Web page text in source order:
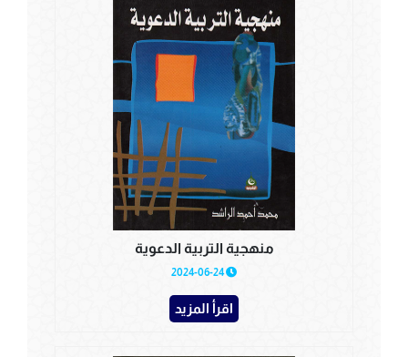
منهجية التربية الدعوية
2024-06-24
اقرأ المزيد